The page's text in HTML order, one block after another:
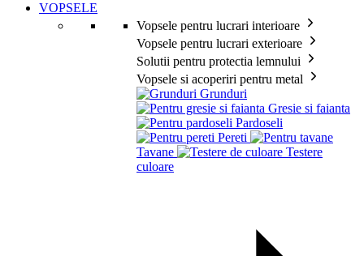
VOPSELE
Vopsele pentru lucrari interioare
Vopsele pentru lucrari exterioare
Solutii pentru protectia lemnului
Vopsele si acoperiri pentru metal
Grunduri
Gresie si faianta
Pardoseli
Pereti
Tavane
Testere
culoare